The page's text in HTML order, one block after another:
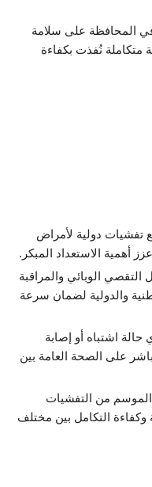
المحافظة على سلامة
نُفذت بكفاءة
تفشيات دولية لأمراض
أهمية الاستعداد المبكر.
الوبائي والمراقبة
والدولية لضمان سرعة
اشتباه أو إصابة
على الصحة العامة بين
الموسم من التفشيات
وكفاءة التكامل بين مختلف